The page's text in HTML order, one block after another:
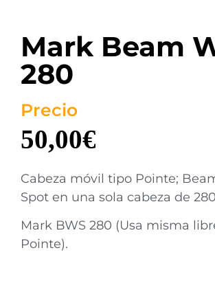
Mark Beam
280
Precio
50,00€
Cabeza móvil tipo Pointe;
Spot en una sola cabeza de
Mark BWS 280 (Usa misma
Pointe).